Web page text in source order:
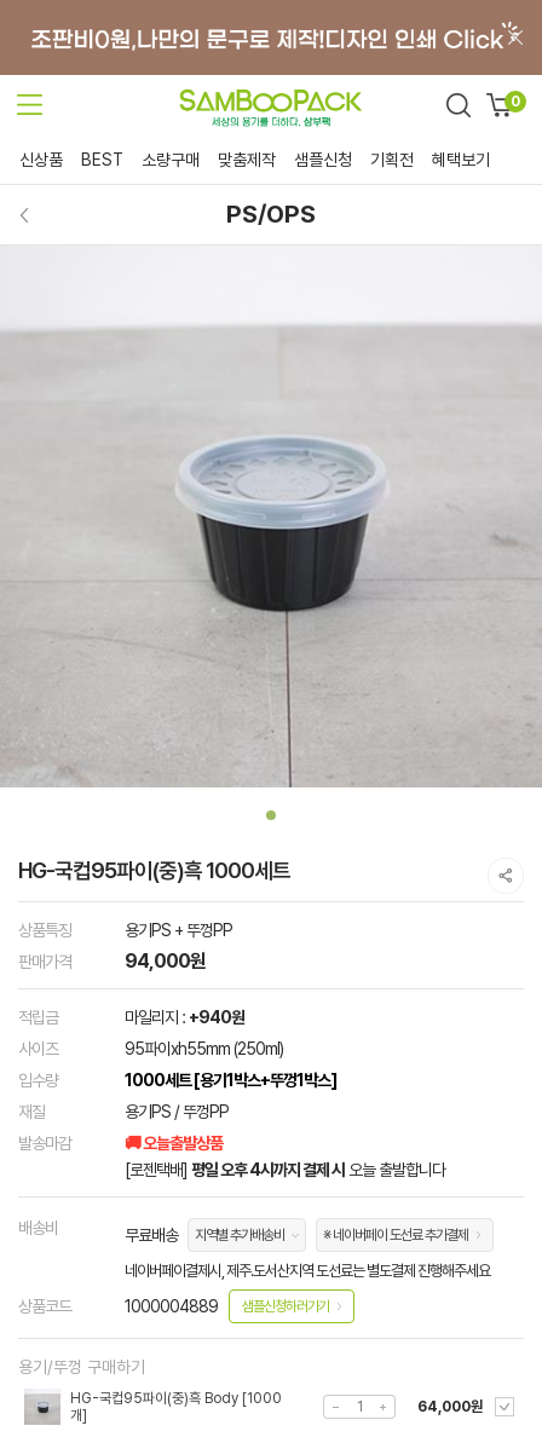
0
신상품 BEST 소량구매 맞춤제작 샘플신청 기획전 혜택보기
PS/OPS
HG-국컵95파이(중)흑 1000세트
상품특징
용기PS + 뚜껑PP
판매가격
94,000원
적립금 마일리지 : +940원
사이즈
95파이xh55mm (250ml)
입수량
1000세트 [용기1박스+뚜껑1박스]
재질
용기PS / 뚜껑PP
발송마감
🚚 오늘출발상품
[로젠택배] 평일 오후 4시까지 결제 시 오늘 출발합니다
배송비 무료배송 지역별 추가배송비 ※ 네이버페이 도선료 추가결제
네이버페이결제시, 제주.도서산지역 도선료는 별도결제 진행해주세요
상품코드 1000004889 샘플신청하러가기
용기/뚜껑 구매하기
HG-국컵95파이(중)흑 Body [1000
개]
64,000원